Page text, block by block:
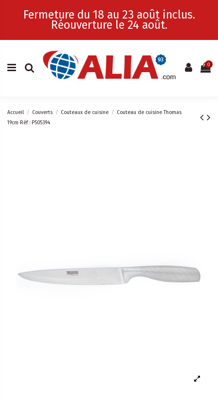
Fermeture du 18 au 23 août inclus.
Réouverture le 24 août.
0
Accueil Couverts Couteaux de cuisine
Couteau de cuisine Thomas
19cm Réf : P505394